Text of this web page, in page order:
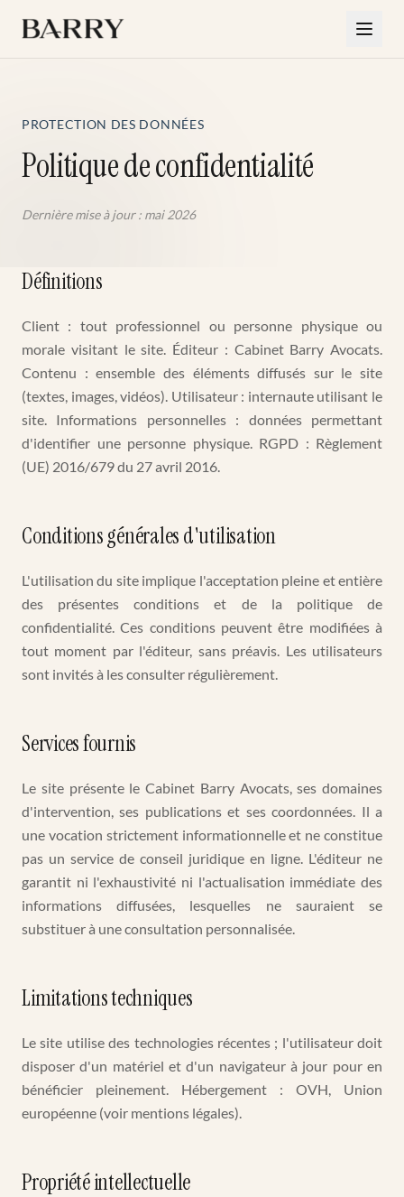
PROTECTION DES DONNÉES
Politique de confidentialité
Dernière mise à jour : mai 2026
Définitions
Client : tout professionnel ou personne physique ou
morale visitant le site. Éditeur : Cabinet Barry Avocats.
Contenu : ensemble des éléments diffusés sur le site
(textes, images, vidéos). Utilisateur : internaute utilisant le
site. Informations personnelles : données permettant
d'identifier une personne physique. RGPD : Règlement
(UE) 2016/679 du 27 avril 2016.
Conditions générales d'utilisation
L'utilisation du site implique l'acceptation pleine et entière
des présentes conditions et de la politique de
confidentialité. Ces conditions peuvent être modifiées à
tout moment par l'éditeur, sans préavis. Les utilisateurs
sont invités à les consulter régulièrement.
Services fournis
Le site présente le Cabinet Barry Avocats, ses domaines
d'intervention, ses publications et ses coordonnées. Il a
une vocation strictement informationnelle et ne constitue
pas un service de conseil juridique en ligne. L'éditeur ne
garantit ni l'exhaustivité ni l'actualisation immédiate des
informations diffusées, lesquelles ne sauraient se
substituer à une consultation personnalisée.
Limitations techniques
Le site utilise des technologies récentes ; l'utilisateur doit
disposer d'un matériel et d'un navigateur à jour pour en
bénéficier pleinement. Hébergement : OVH, Union
européenne (voir mentions légales).
Propriété intellectuelle